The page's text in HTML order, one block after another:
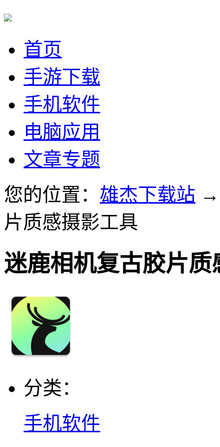
首页
手游下载
手机软件
电脑应用
文章专题
您的位置： 雄杰下载站
片质感摄影工具
迷鹿相机复古胶片质
分类：
手机软件